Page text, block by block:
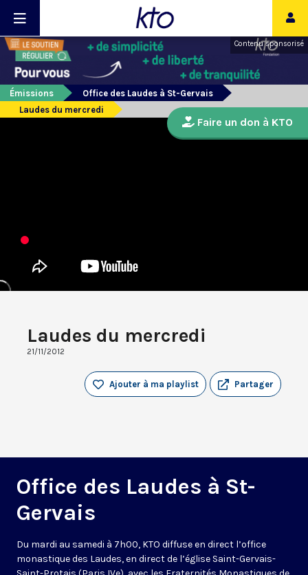
Contenu sponsorisé
Émissions
Office des Laudes à St-Gervais
Laudes du mercredi
Laudes du mercredi
21/11/2012
Partager
Ajouter à ma playlist
Office des Laudes à St-
Gervais
Du mardi au samedi à 7h00, KTO diffuse en direct l’office
monastique des Laudes, en direct de l’église Saint-Gervais-
Faire un don à KTO